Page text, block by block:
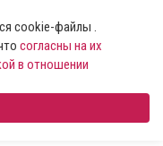
cookie-файлы .
согласны на их
в отношении